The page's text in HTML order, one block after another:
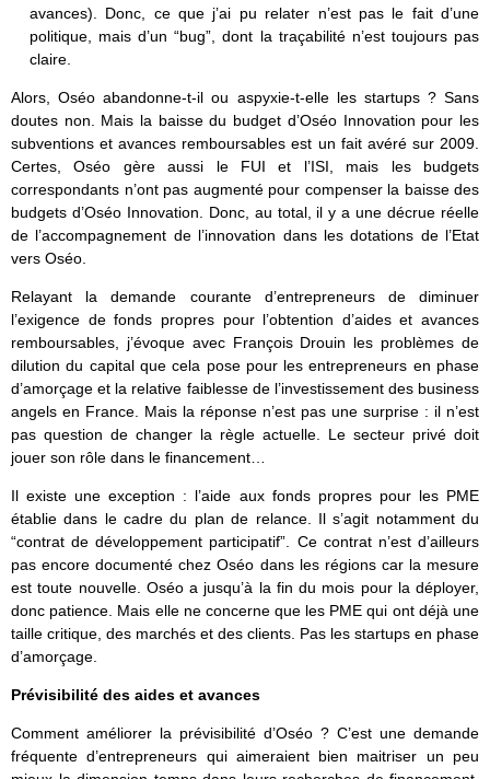
avances). Donc, ce que j’ai pu relater n’est pas le fait d’une
politique, mais d’un “bug”, dont la traçabilité n’est toujours pas
claire.
Alors, Oséo abandonne-t-il ou aspyxie-t-elle les startups ? Sans
doutes non. Mais la baisse du budget d’Oséo Innovation pour les
subventions et avances remboursables est un fait avéré sur 2009.
Certes, Oséo gère aussi le FUI et l’ISI, mais les budgets
correspondants n’ont pas augmenté pour compenser la baisse des
budgets d’Oséo Innovation. Donc, au total, il y a une décrue réelle
de l’accompagnement de l’innovation dans les dotations de l’Etat
vers Oséo.
Relayant la demande courante d’entrepreneurs de diminuer
l’exigence de fonds propres pour l’obtention d’aides et avances
remboursables, j’évoque avec François Drouin les problèmes de
dilution du capital que cela pose pour les entrepreneurs en phase
d’amorçage et la relative faiblesse de l’investissement des business
angels en France. Mais la réponse n’est pas une surprise : il n’est
pas question de changer la règle actuelle. Le secteur privé doit
jouer son rôle dans le financement…
Il existe une exception : l’aide aux fonds propres pour les PME
établie dans le cadre du plan de relance. Il s’agit notamment du
“contrat de développement participatif”. Ce contrat n’est d’ailleurs
pas encore documenté chez Oséo dans les régions car la mesure
est toute nouvelle. Oséo a jusqu’à la fin du mois pour la déployer,
donc patience. Mais elle ne concerne que les PME qui ont déjà une
taille critique, des marchés et des clients. Pas les startups en phase
d’amorçage.
Prévisibilité des aides et avances
Comment améliorer la prévisibilité d’Oséo ? C’est une demande
fréquente d’entrepreneurs qui aimeraient bien maitriser un peu